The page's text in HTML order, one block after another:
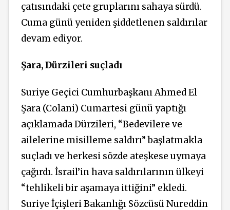
çatısındaki çete gruplarını sahaya sürdü.
Cuma günü yeniden şiddetlenen saldırılar
devam ediyor.
Şara, Dürzileri suçladı
Suriye Geçici Cumhurbaşkanı Ahmed El
Şara (Colani) Cumartesi günü yaptığı
açıklamada Dürzileri, “Bedevilere ve
ailelerine misilleme saldırı” başlatmakla
suçladı ve herkesi sözde ateşkese uymaya
çağırdı. İsrail’in hava saldırılarının ülkeyi
“tehlikeli bir aşamaya ittiğini” ekledi.
Suriye İçişleri Bakanlığı Sözcüsü Nureddin